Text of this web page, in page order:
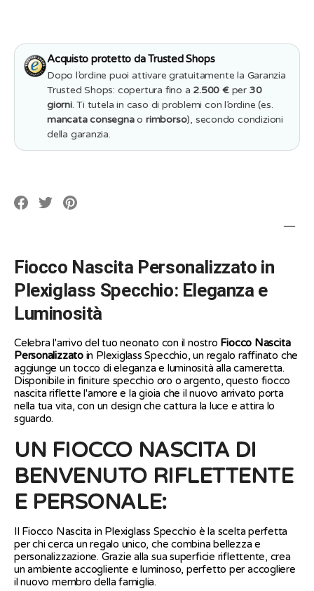
Acquisto protetto da Trusted Shops
Dopo l’ordine puoi attivare gratuitamente la Garanzia
Trusted Shops: copertura fino a 2.500 €per 30
giorni. Ti tutela in caso di problemi con l’ordine (es.
mancata consegnaorimborso), secondo condizioni
della garanzia.
TranslationTranslationTranslation
Fiocco Nascita Personalizzato in
Plexiglass Specchio: Eleganza e
Luminosità
Celebra l'arrivo del tuo neonato con il nostro Fiocco Nascita
Personalizzatoin Plexiglass Specchio, un regalo raffinato che
aggiunge un tocco di eleganza e luminosità alla cameretta.
Disponibile in finiture specchio oro o argento, questo fiocco
nascita riflette l'amore e la gioia che il nuovo arrivato porta
nella tua vita, con un design che cattura la luce e attira lo
sguardo.
UN FIOCCO NASCITA DI
BENVENUTO RIFLETTENTE
E PERSONALE:
Il Fiocco Nascita in Plexiglass Specchio è la scelta perfetta
per chi cerca un regalo unico, che combina bellezza e
personalizzazione. Grazie alla sua superficie riflettente, crea
un ambiente accogliente e luminoso, perfetto per accogliere
il nuovo membro della famiglia.